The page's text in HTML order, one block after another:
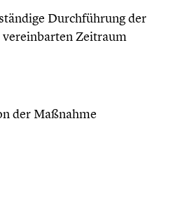
Durchführung der
Zeitraum
der Maßnahme